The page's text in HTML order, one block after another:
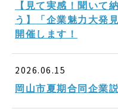
【見て実感！聞いて
う】「企業魅力大発
開催します！
2026.06.15
岡山市夏期合同企業